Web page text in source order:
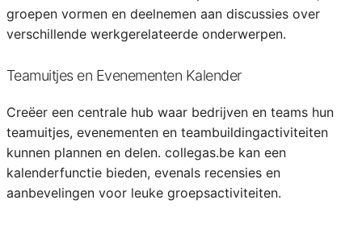
groepen vormen en deelnemen aan discussies over
verschillende werkgerelateerde onderwerpen.
Teamuitjes en Evenementen Kalender
Creëer een centrale hub waar bedrijven en teams hun
teamuitjes, evenementen en teambuildingactiviteiten
kunnen plannen en delen. collegas.be kan een
kalenderfunctie bieden, evenals recensies en
aanbevelingen voor leuke groepsactiviteiten.